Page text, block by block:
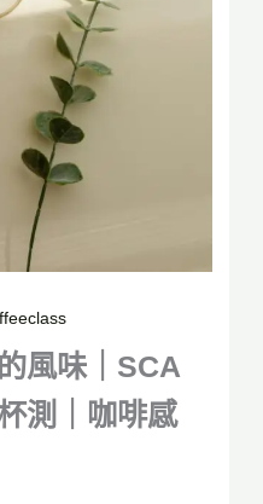
風味｜SCA
測｜咖啡感